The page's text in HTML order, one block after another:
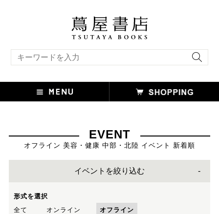
EVENT
オフライン 美容・健康 中部・北陸 イベント 新着順
イベントを絞り込む
形式を選択
全て
オンライン オフライン